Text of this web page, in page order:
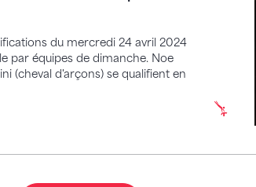
du mercredi 24 avril 2024
par équipes de dimanche. Noe
(cheval d'arçons) se qualifient en